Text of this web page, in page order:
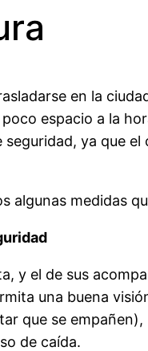
en la
espacio a la
ya que
algunas medidas
y el de sus
una buena
que se
de caída.